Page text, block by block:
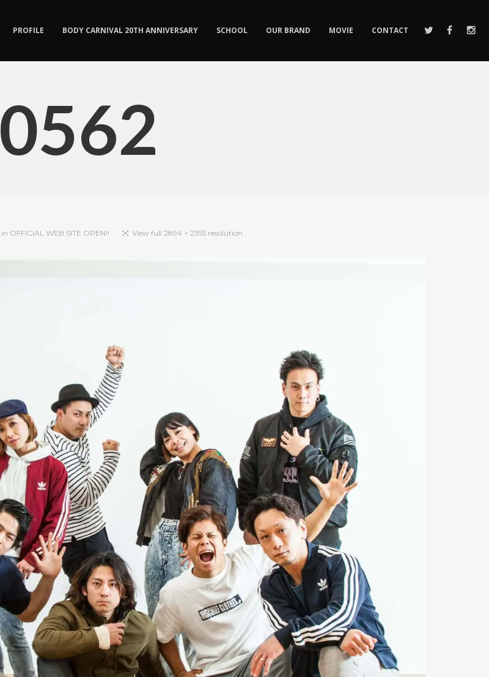
PROFILE BODY CARNIVAL 20TH ANNIVERSARY SCHOOL OUR BRAND MOVIE CONTACT
0562
in OFFICIAL WEB SITE OPEN!! View full 2894 × 2355 resolution